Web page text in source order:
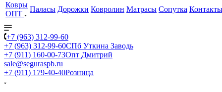
Ковры
ОПТ
Паласы Дорожки Ковролин Матрасы Сопутка Контакты
+7 (963) 312-99-60
+7 (963) 312-99-60СПб Уткина Заводь
+7 (911) 160-00-73Опт Дмитрий
sale@seguraspb.ru
+7 (911) 179-40-40Розница